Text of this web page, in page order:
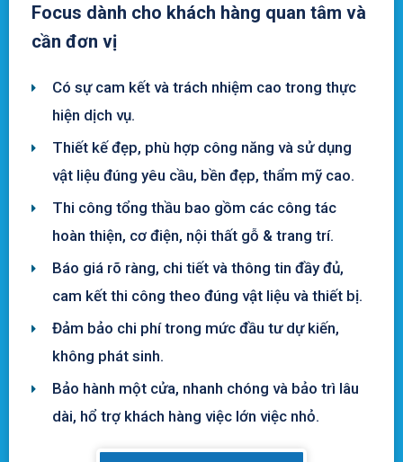
Focus dành cho khách hàng quan tâm và
cần đơn vị
Có sự cam kết và trách nhiệm cao trong thực
hiện dịch vụ.
Thiết kế đẹp, phù hợp công năng và sử dụng
vật liệu đúng yêu cầu, bền đẹp, thẩm mỹ cao.
Thi công tổng thầu bao gồm các công tác
hoàn thiện, cơ điện, nội thất gỗ & trang trí.
Báo giá rõ ràng, chi tiết và thông tin đầy đủ,
cam kết thi công theo đúng vật liệu và thiết bị.
Đảm bảo chi phí trong mức đầu tư dự kiến,
không phát sinh.
Bảo hành một cửa, nhanh chóng và bảo trì lâu
dài, hổ trợ khách hàng việc lớn việc nhỏ.